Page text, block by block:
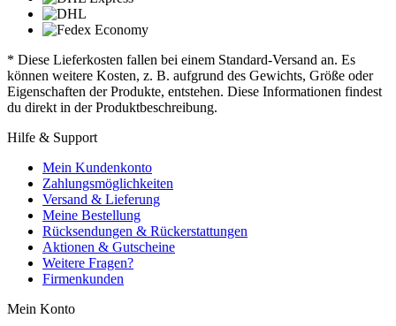
* Diese Lieferkosten fallen bei einem Standard-Versand an. Es
können weitere Kosten, z. B. aufgrund des Gewichts, Größe oder
Eigenschaften der Produkte, entstehen. Diese Informationen findest
du direkt in der Produktbeschreibung.
Hilfe & Support
Mein Kundenkonto
Zahlungsmöglichkeiten
Versand & Lieferung
Meine Bestellung
Rücksendungen & Rückerstattungen
Aktionen & Gutscheine
Weitere Fragen?
Firmenkunden
Mein Konto